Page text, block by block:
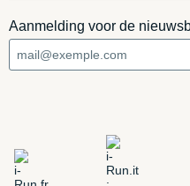
Aanmelding voor de